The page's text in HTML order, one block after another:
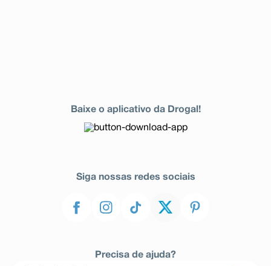
Baixe o aplicativo da Drogal!
Siga nossas redes sociais
Precisa de ajuda?